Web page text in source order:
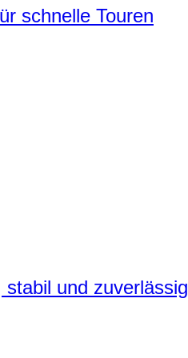
schnelle Touren
und zuverlässig